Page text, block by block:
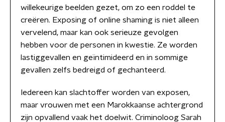
willekeurige beelden gezet, om zo een roddel te
creëren. Exposing of online shaming is niet alleen
vervelend, maar kan ook serieuze gevolgen
hebben voor de personen in kwestie. Ze worden
lastiggevallen en geïntimideerd en in sommige
gevallen zelfs bedreigd of gechanteerd.
Iedereen kan slachtoffer worden van exposen,
maar vrouwen met een Marokkaanse achtergrond
zijn opvallend vaak het doelwit. Criminoloog Sarah